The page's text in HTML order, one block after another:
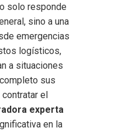
solo responde
sino a una
emergencias
logísticos,
a situaciones
sus
el
experta
en la